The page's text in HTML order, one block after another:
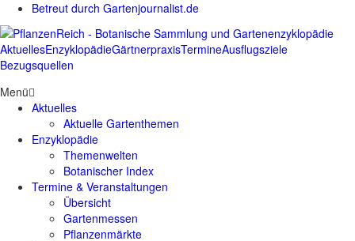
Betreut durch Gartenjournalist.de
AktuellesEnzyklopädieGärtnerpraxisTermineAusflugsziele
Bezugsquellen
Menü
Aktuelles
Aktuelle Gartenthemen
Enzyklopädie
Themenwelten
Botanischer Index
Termine & Veranstaltungen
Übersicht
Gartenmessen
Pflanzenmärkte